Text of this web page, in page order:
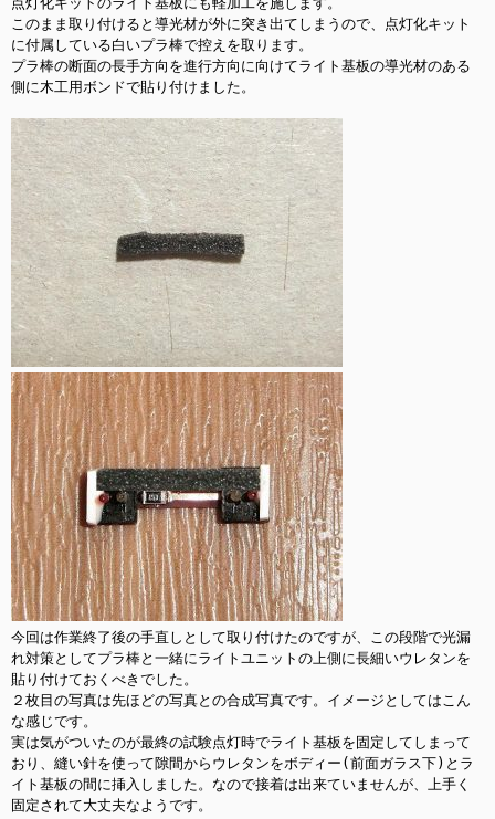
このまま取り付けると導光材が外に突き出てしまうので、点灯化キット
に付属している白いプラ棒で控えを取ります。
プラ棒の断面の長手方向を進行方向に向けてライト基板の導光材のある
側に木工用ボンドで貼り付けました。
今回は作業終了後の手直しとして取り付けたのですが、この段階で光漏
れ対策としてプラ棒と一緒にライトユニットの上側に長細いウレタンを
貼り付けておくべきでした。
２枚目の写真は先ほどの写真との合成写真です。イメージとしてはこん
な感じです。
実は気がついたのが最終の試験点灯時でライト基板を固定してしまって
おり、縫い針を使って隙間からウレタンをボディー(前面ガラス下)とラ
イト基板の間に挿入しました。なので接着は出来ていませんが、上手く
固定されて大丈夫なようです。